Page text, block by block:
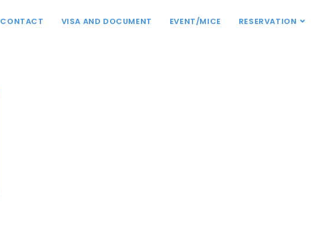
CONTACT VISA AND DOCUMENT EVENT/MICE RESERVATION